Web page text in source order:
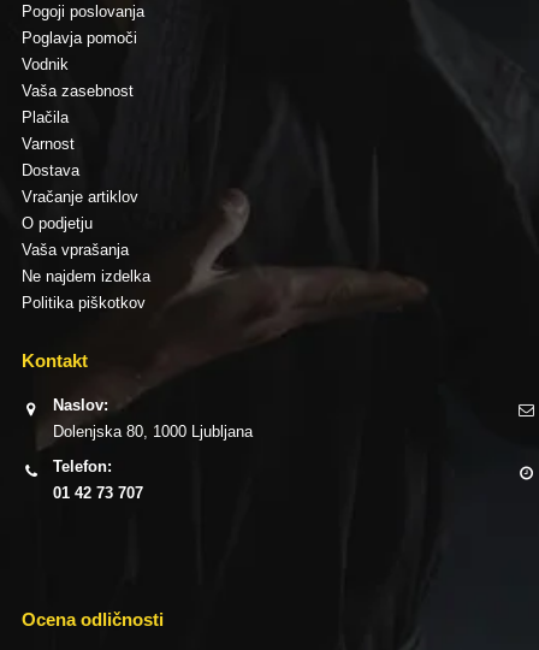
Pogoji poslovanja
Poglavja pomoči
Vodnik
Vaša zasebnost
Plačila
Varnost
Dostava
Vračanje artiklov
O podjetju
Vaša vprašanja
Ne najdem izdelka
Politika piškotkov
Kontakt
Naslov:
Dolenjska 80, 1000 Ljubljana
Telefon:
01 42 73 707
Ocena odličnosti